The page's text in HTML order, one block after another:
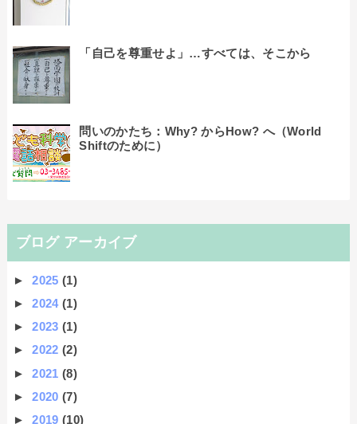
「自己を尊重せよ」…すべては、そこから
問いのかたち：Why? からHow? へ（World
Shiftのために）
ブログ アーカイブ
►2025(1)
►2024(1)
►2023(1)
►2022(2)
►2021(8)
►2020(7)
►2019(10)